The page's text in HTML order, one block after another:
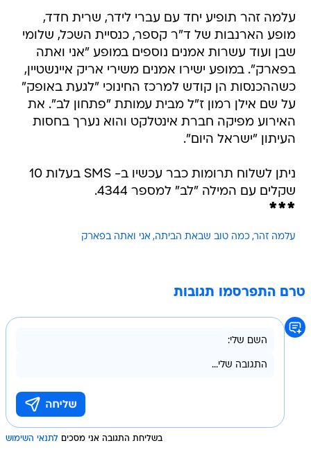
עלמה זהר תופיע יחד עם עברי לידר, שרית חדד,
מופע הארנבות של ד"ר קספר, כנסיית השכל, שלומי
שבן ועוד עשרות אמנים נוספים במופע "אני ואתה
בפארק". במופע ישירו אמנים משירי אריק איינשטיין,
כשההכנסות הן קודש למרכז החינוכי "לגעת באופק"
על שם אילן רמון ז"ל מבית עמותת "פתחון לב". את
האירוע מפיקה חברת אינטלקט והוא נערך בחסות
העיתון "ישראל היום".
ניתן לשלוח תרומות כבר עכשיו ב- SMS בעלות 10
שקלים עם המילה "לב" למספר 4344.
***
עלמה זהר כמה טוב שבאת הביתה אני ואתה בפארק
טרם התפרסמו תגובות
בשליחת התגובה אני מסכים לתנאי השימוש